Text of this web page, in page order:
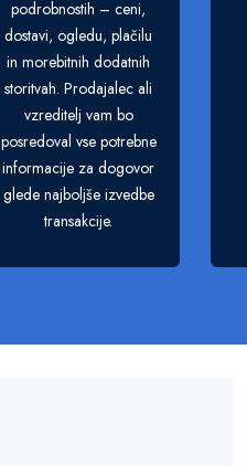
podrobnostih – ceni,
dostavi, ogledu, plačilu
in morebitnih dodatnih
storitvah. Prodajalec ali
vzreditelj vam bo
posredoval vse potrebne
informacije za dogovor
glede najboljše izvedbe
transakcije.